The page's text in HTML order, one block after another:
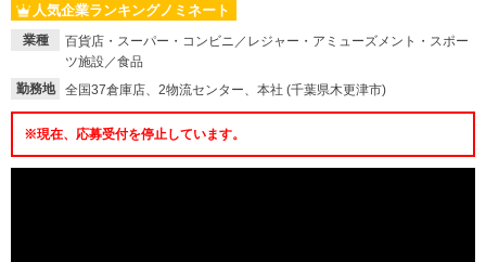
業種
百貨店・スーパー・コンビニ／レジャー・アミューズメント・スポー
ツ施設／食品
勤務地
全国37倉庫店、2物流センター、本社 (千葉県木更津市)
人気企業ランキングノミネート
※現在、応募受付を停止しています。